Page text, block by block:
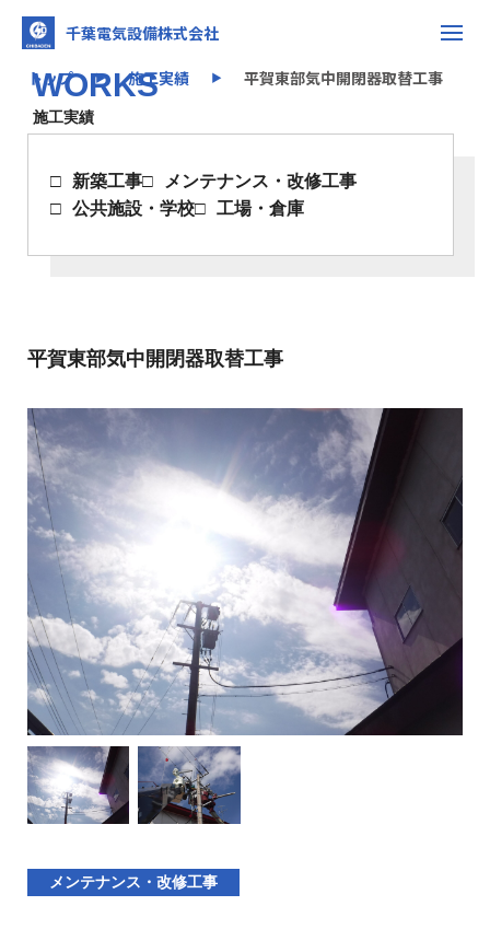
千葉電気設備株式会社
WORKS
施工実績
トップ▶施工実績▶ 平賀東部気中開閉器取替工事
新築工事
メンテナンス・改修工事
公共施設・学校
工場・倉庫
平賀東部気中開閉器取替工事
メンテナンス・改修工事